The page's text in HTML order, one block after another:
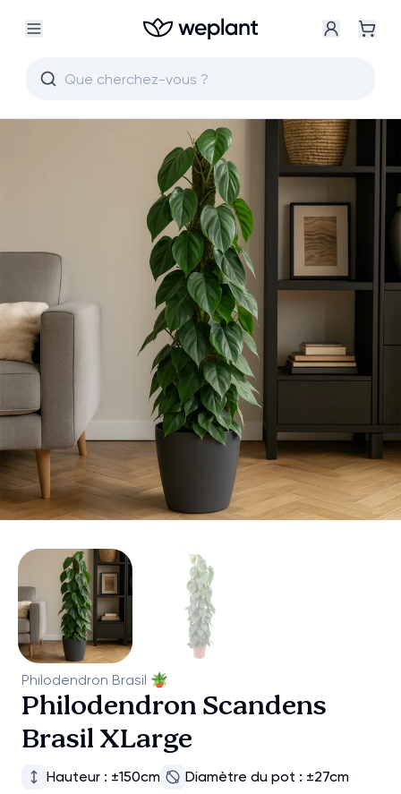
Philodendron Brasil 🪴
Philodendron Scandens
Brasil XLarge
Hauteur : ±150cm Diamètre du pot : ±27cm